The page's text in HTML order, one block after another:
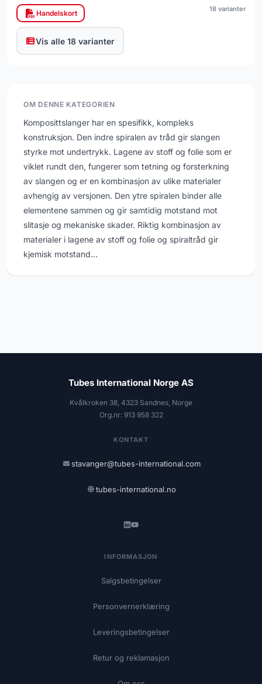
Handelskort 18 varianter
Vis alle 18 varianter
OM DENNE KATEGORIEN
Komposittslanger har en spesifikk, kompleks
konstruksjon. Den indre spiralen av tråd gir slangen
styrke mot undertrykk. Lagene av stoff og folie som er
viklet rundt den, fungerer som tetning og forsterkning
av slangen og er en kombinasjon av ulike materialer
avhengig av versjonen. Den ytre spiralen binder alle
elementene sammen og gir samtidig motstand mot
slitasje og mekaniske skader. Riktig kombinasjon av
materialer i lagene av stoff og folie og spiraltråd gir
kjemisk motstand...
Tubes International Norge AS
Kvålkroken 38, 4323 Sandnes, Norge
Org.nr: 913 958 322
KONTAKT
stavanger@tubes-international.com
tubes-international.no
INFORMASJON
Salgsbetingelser
Personvernerklæring
Leveringsbetingelser
Retur og reklamasjon